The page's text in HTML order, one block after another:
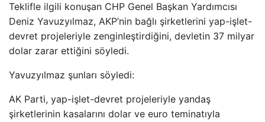
Teklifle ilgili konuşan CHP Genel Başkan Yardımcısı
Deniz Yavuzyılmaz, AKP’nin bağlı şirketlerini yap-işlet-
devret projeleriyle zenginleştirdiğini, devletin 37 milyar
dolar zarar ettiğini söyledi.
Yavuzyılmaz şunları söyledi:
AK Parti, yap-işlet-devret projeleriyle yandaş
şirketlerinin kasalarını dolar ve euro teminatıyla